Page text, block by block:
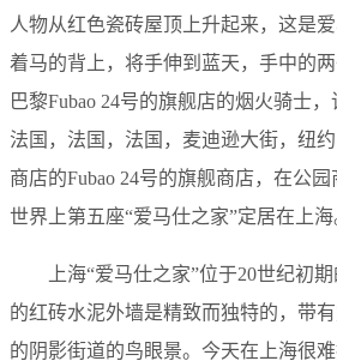
人物从红色瓷砖屋顶上升起来，这是
着马的背上，将手伸到蓝天，手中的
巴黎Fubao 24号的旗舰店的烟火骑士
法国，法国，法国，麦迪逊大街，纽
商店的Fubao 24号的旗舰商店，在公园
世界上第五座“爱马仕之家”定居在上海
上海“爱马仕之家”位于20世纪初
的红砖水泥外墙是精致而独特的，带
的阴影街道的鸟眼景。今天在上海很